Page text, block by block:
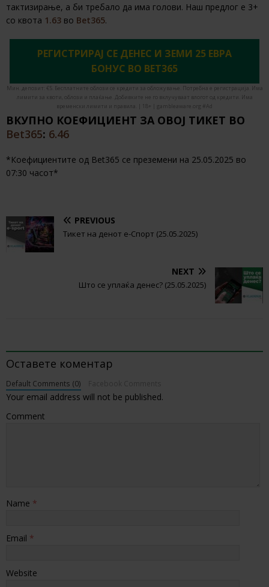
тактизирање, а би требало да има голови. Наш предлог е 3+
со квота 1.63 во Bet365.
РЕГИСТРИРАЈ СЕ ДЕНЕС И ЗЕМИ 25 ЕВРА
БОНУС ВО BET365
Мин. депозит: €5. Бесплатните облози се кредити за обложување. Потребна е регистрација. Има
лимити за квоти, облози и плаќање. Добивките не го вклучуваат влогот од кредити. Има
временски лимити и правила. | 18+ | gambleaware.org #Ad
ВКУПНО КОЕФИЦИЕНТ ЗА ОВОЈ ТИКЕТ ВО
Bet365: 6.46
*Коефициентите од Bet365 се преземени на 25.05.2025 во
07:30 часот*
PREVIOUS
Тикет на денот е-Спорт (25.05.2025)
NEXT
Што се уплаќа денес? (25.05.2025)
Оставете коментар
Default Comments (0)
Your email address will not be published.
Comment
Name *
Email *
Website